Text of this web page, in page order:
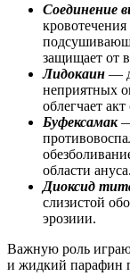
Соединение
защищает от
Лидокаин —
неприятных
облегчает
Буфексамак—
области ануса.
Диоксид
слизистой
эрозиии.
Важную роль
и жидкий парафин